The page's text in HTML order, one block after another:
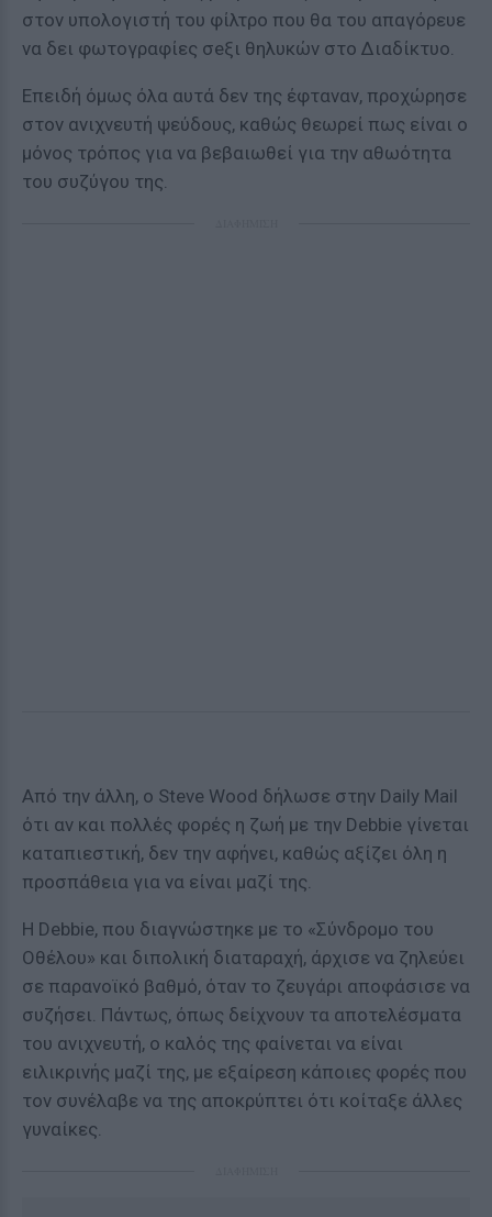
στον υπολογιστή του φίλτρο που θα του απαγόρευε
να δει φωτογραφίες σeξι θηλυκών στο Διαδίκτυο.
Επειδή όμως όλα αυτά δεν της έφταναν, προχώρησε
στον ανιχνευτή ψεύδους, καθώς θεωρεί πως είναι ο
μόνος τρόπος για να βεβαιωθεί για την αθωότητα
του συζύγου της.
Από την άλλη, ο Steve Wood δήλωσε στην Daily Mail
ότι αν και πολλές φορές η ζωή με την Debbie γίνεται
καταπιεστική, δεν την αφήνει, καθώς αξίζει όλη η
προσπάθεια για να είναι μαζί της.
Η Debbie, που διαγνώστηκε με το «Σύνδρομο του
Οθέλου» και διπολική διαταραχή, άρχισε να ζηλεύει
σε παρανοϊκό βαθμό, όταν το ζευγάρι αποφάσισε να
συζήσει. Πάντως, όπως δείχνουν τα αποτελέσματα
του ανιχνευτή, ο καλός της φαίνεται να είναι
ειλικρινής μαζί της, με εξαίρεση κάποιες φορές που
τον συνέλαβε να της αποκρύπτει ότι κοίταξε άλλες
γυναίκες.